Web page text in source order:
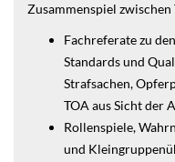
Zusammenspiel
Fachreferate zu
Standards und
Strafsachen,
TOA aus Sicht der
Rollenspiele,
und